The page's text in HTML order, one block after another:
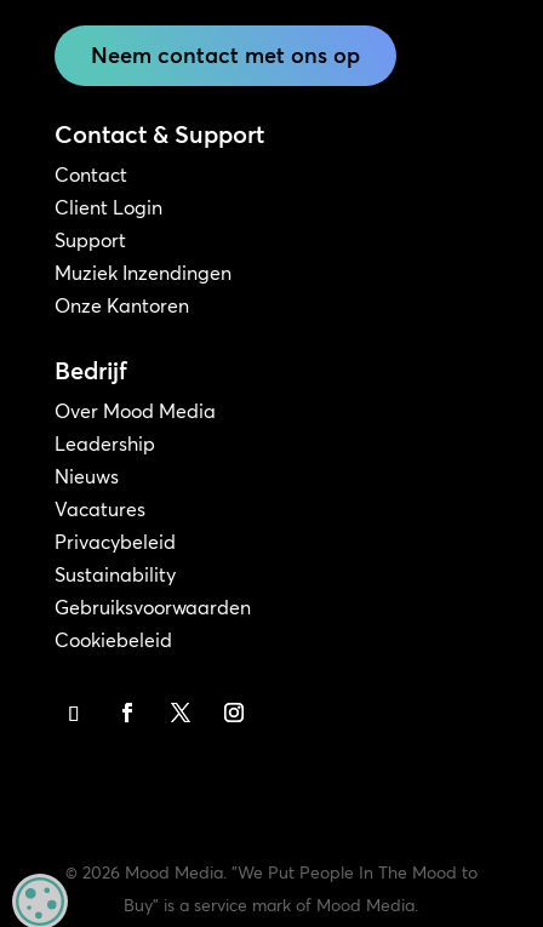
Neem contact met ons op
Contact & Support
Contact
Client Login
Support
Muziek Inzendingen
Onze Kantoren
Bedrijf
Over Mood Media
Leadership
Nieuws
Vacatures
Privacybeleid
Sustainability
Gebruiksvoorwaarden
Cookiebeleid
© 2026 Mood Media. "We Put People In The Mood to
Buy" is a service mark of Mood Media.
MANAGE PRIVACY